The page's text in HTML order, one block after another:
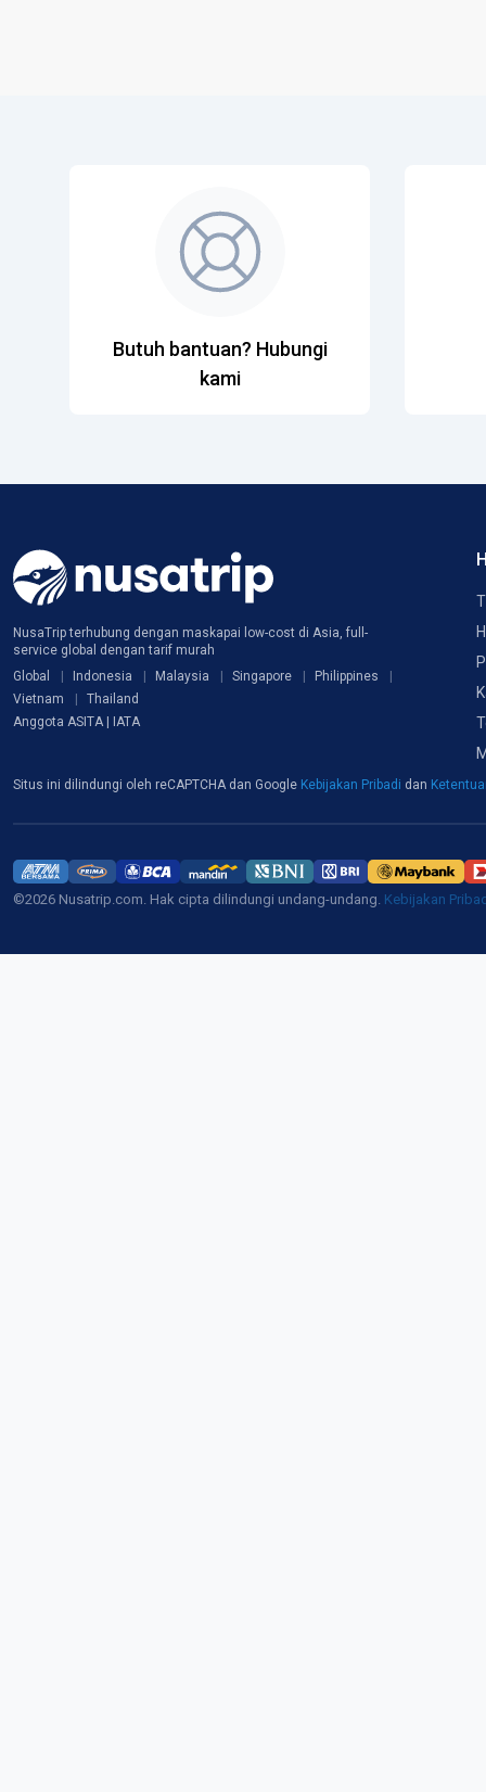
Butuh bantuan? Hubungi
kami
NusaTrip terhubung dengan maskapai low-cost di Asia, full-
service global dengan tarif murah
Global
Indonesia Malaysia Singapore
Philippines
Vietnam
Thailand
Anggota ASITA | IATA
Situs ini dilindungi oleh reCAPTCHA dan Google Kebijakan Pribadi dan
©2026 Nusatrip.com. Hak cipta dilindungi undang-undang. Kebijakan